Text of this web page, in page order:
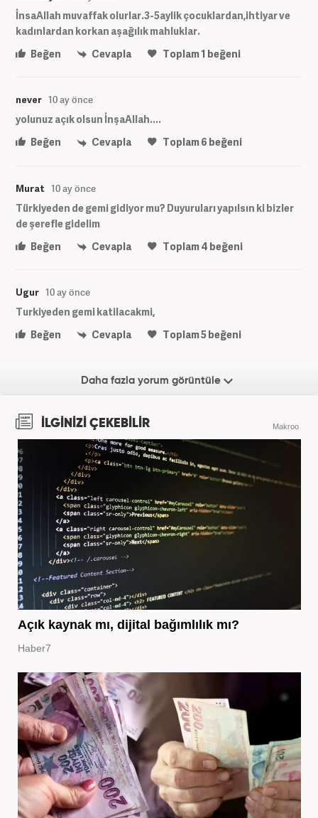
İnsaAllah muvaffak olurlar.3-5aylik çocuklardan,ihtiyar ve
kadınlardan korkan aşağılık mahluklar.
Beğen
Cevapla Toplam1 beğeni
never 10 ay önce
yolunuz açık olsun İnşaAllah....
Beğen
Cevapla Toplam6 beğeni
Murat 10 ay önce
Türkiyeden de gemi gidiyor mu? Duyuruları yapılsın ki bizler
de şerefle gidelim
Beğen
Cevapla Toplam4 beğeni
Ugur 10 ay önce
Turkiyeden gemi katilacakmi,
Beğen
Cevapla Toplam5beğeni
Daha fazla yorum görüntüle
İLGİNİZİ ÇEKEBİLİR Makroo
Açık kaynak mı, dijital bağımlılık mı?
Haber7